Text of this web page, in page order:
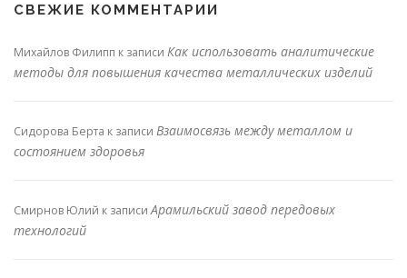
СВЕЖИЕ КОММЕНТАРИИ
Михайлов Филипп к записи Как использовать аналитические
методы для повышения качества металлических изделий
Сидорова Берта к записи Взаимосвязь между металлом и
состоянием здоровья
Смирнов Юлий к записиАрамильский завод передовых
технологий